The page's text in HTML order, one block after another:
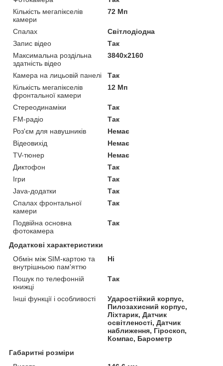
Кількість мегапікселів
камери
72 Мп
Спалах
Світлодіодна
Запис відео
Так
Максимальна роздільна
здатність відео
3840x2160
Камера на лицьовій панелі
Так
Кількість мегапікселів
фронтальної камери
12 Мп
Стереодинаміки
Так
FM-радіо
Так
Роз'єм для навушників
Немає
Відеовихід
Немає
TV-тюнер
Немає
Диктофон
Так
Ігри
Так
Java-додатки
Так
Спалах фронтальної
камери
Так
Подвійна основна
фотокамера
Так
Додаткові характеристики
Обмін між SIM-картою та
внутрішньою пам'яттю
Ні
Пошук по телефонній
книжці
Так
Інші функції і особливості
Ударостійкий корпус,
Пилозахисний корпус,
Ліхтарик, Датчик
освітленості, Датчик
наближення, Гіроскоп,
Компас, Барометр
Габаритні розміри